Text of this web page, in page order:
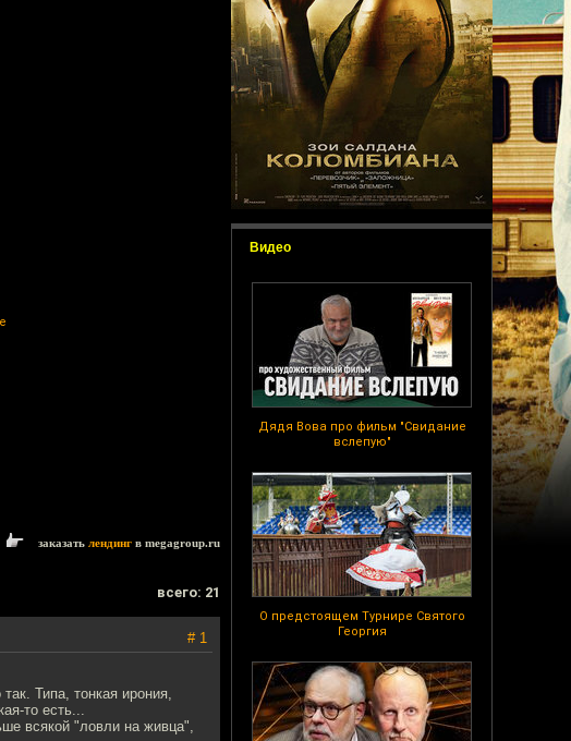
Видео
Дядя Вова про фильм "Свидание
вслепую"
О предстоящем Турнире Святого
Георгия
заказать лендинг в megagroup.ru
всего: 21
# 1
Типа, тонкая ирония,
то есть...
всякой "ловли на живца",